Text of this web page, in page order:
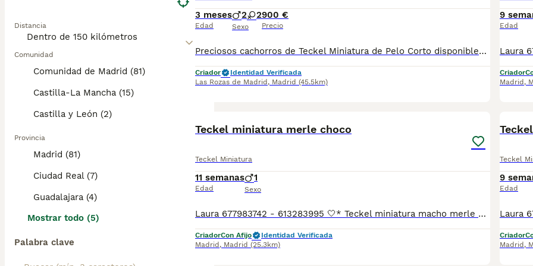
Distancia
Comunidad
Comunidad de Madrid (81)
Castilla-La Mancha (15)
Castilla y León (2)
Provincia
Madrid (81)
Ciudad Real (7)
Guadalajara (4)
Mostrar todo (5)
Palabra clave
3 meses
Edad
2 2
Sexo
900 €
Precio
Preciosos cachorros de Teckel Miniatura de Pelo Corto disponibles. Una raza muy cariñosa, divertida e inteligente, perfecta para la vida en familia. Destacan por su pequeño tamaño, su carácter alegre y su gran apego a las personas. Los cachorros se crían con excelentes cuidados y una correcta socialización para garantizar un desarrollo equilibrado y una adaptación óptima a su nuevo hogar. Se entregan vacunados y desparasitados según su edad, con cartilla veterinaria, revisión veterinaria y todas las garantías sanitarias correspondientes. Disponemos de fotos y vídeos de los cachorros y de los progenitores para los interesados. Se realizan envíos a toda España. Para más información, fotos y vídeos, contacta sin compromiso.
Criador
Identidad Verificada
Las Rozas de Madrid , Madrid (45.5km)
9
Edad
Criador
Madrid ,
Teckel miniatura merle choco
Teckel Miniatura
11 semanas
Edad
1
Sexo
Laura 677983742 - 613283995 🤍* Teckel miniatura macho merle chocolate *🤍 ¿Buscas un nuevo compañero para tu hogar? ❤️ Tenemos preciosos cachorros listos para encontrar una familia responsable. ✅ Vacunados ✅ Desparasitados ✅ Cartilla sanitaria ✅ Garantías incluidas ✅ Máxima atención y cuidado Se hacen envíos a toda España: Andalucía: Almería, Cádiz, Córdoba, Granada, Huelva, Jaén, Málaga, Sevilla.Aragón: Huesca, Teruel, Zaragoza.Asturias: Oviedo.Baleares: Palma.Canarias: Las Palmas de Gran Canaria, Santa Cruz de Tenerife.Cantabria: Santander.Castilla-La Mancha: Albacete, Ciudad Real, Cuenca, Guadalajara, Toledo.Castilla y León: Ávila, Burgos, León, Palencia, Salamanca, Segovia, Soria, Valladolid, Zamora.Cataluña: Barcelona, Gerona (Girona), Lérida (Lleida), Tarragona.Comunidad Valenciana: Alicante, Castellón de la Plana, Valencia.Extremadura: Badajoz, Cáceres.Galicia: La Coruña (A Coruña), Lugo, Orense (Ourense), Pontevedra.La Rioja: Logroño.Madrid: Madrid.Murcia: Murcia.Navarra: Pamplona.País Vasco: Bilbao (Vizcaya), San Sebastián (Guipúzcoa), Vitoria (Álava). 🐾 Cachorros sanos, sociables y criados con mucho cariño. 📲 ¡Pregunta sin compromiso por disponibilidad, fotos y precios por mensaje privado!
CriadorCon Afijo
Identidad Verificada
Madrid , Madrid (25.3km)
Teckel
9
Edad
Criador
Madrid ,